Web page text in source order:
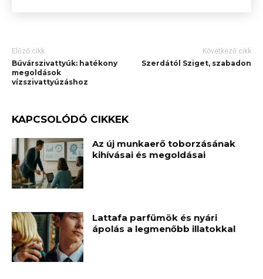
Előző cikk
Búvárszivattyúk: hatékony
megoldások
vízszivattyúzáshoz
Következő cikk
Szerdától Sziget, szabadon
KAPCSOLÓDÓ CIKKEK
Az új munkaerő toborzásának
kihívásai és megoldásai
Lattafa parfümök és nyári
ápolás a legmenőbb illatokkal